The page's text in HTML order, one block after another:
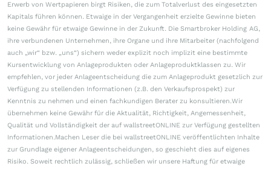
Erwerb von Wertpapieren birgt Risiken, die zum Totalverlust des eingesetzten
Kapitals führen können. Etwaige in der Vergangenheit erzielte Gewinne bieten
keine Gewähr für etwaige Gewinne in der Zukunft. Die Smartbroker Holding AG,
ihre verbundenen Unternehmen, ihre Organe und ihre Mitarbeiter (nachfolgend
auch „wir“ bzw. „uns“) sichern weder explizit noch implizit eine bestimmte
Kursentwicklung von Anlageprodukten oder Anlageproduktklassen zu. Wir
empfehlen, vor jeder Anlageentscheidung die zum Anlageprodukt gesetzlich zur
Verfügung zu stellenden Informationen (z.B. den Verkaufsprospekt) zur
Kenntnis zu nehmen und einen fachkundigen Berater zu konsultieren.Wir
übernehmen keine Gewähr für die Aktualität, Richtigkeit, Angemessenheit,
Qualität und Vollständigkeit der auf wallstreetONLINE zur Verfügung gestellten
Informationen.Machen Leser die bei wallstreetONLINE veröffentlichten Inhalte
zur Grundlage eigener Anlageentscheidungen, so geschieht dies auf eigenes
Risiko. Soweit rechtlich zulässig, schließen wir unsere Haftung für etwaige